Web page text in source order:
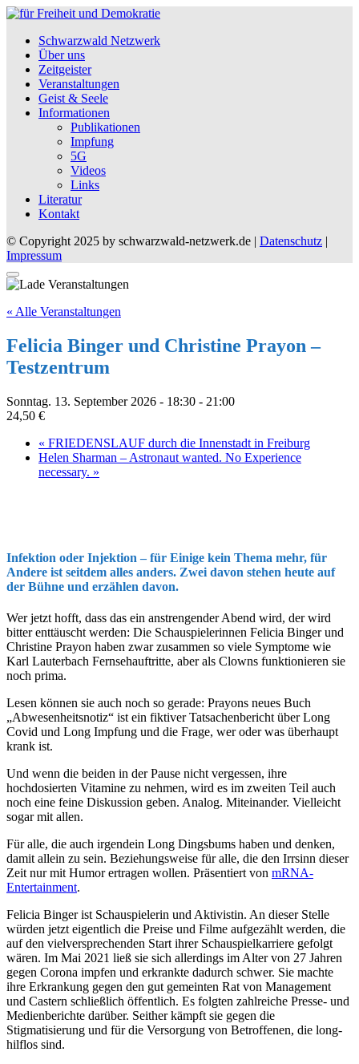
Schwarzwald Netzwerk
Über uns
Zeitgeister
Veranstaltungen
Geist & Seele
Informationen
Publikationen
Impfung
5G
Videos
Links
Literatur
Kontakt
© Copyright 2025 by schwarzwald-netzwerk.de | Datenschutz |
Impressum
« Alle Veranstaltungen
Felicia Binger und Christine Prayon –
Testzentrum
Sonntag. 13. September 2026 - 18:30 - 21:00
24,50 €
« FRIEDENSLAUF durch die Innenstadt in Freiburg
Helen Sharman – Astronaut wanted. No Experience
necessary. »
Infektion oder Injektion – für Einige kein Thema mehr, für
Andere ist seitdem alles anders. Zwei davon stehen heute auf
der Bühne und erzählen davon.
Wer jetzt hofft, dass das ein anstrengender Abend wird, der wird
bitter enttäuscht werden: Die Schauspielerinnen Felicia Binger und
Christine Prayon haben zwar zusammen so viele Symptome wie
Karl Lauterbach Fernsehauftritte, aber als Clowns funktionieren sie
noch prima.
Lesen können sie auch noch so gerade: Prayons neues Buch
„Abwesenheitsnotiz“ ist ein fiktiver Tatsachenbericht über Long
Covid und Long Impfung und die Frage, wer oder was überhaupt
krank ist.
Und wenn die beiden in der Pause nicht vergessen, ihre
hochdosierten Vitamine zu nehmen, wird es im zweiten Teil auch
noch eine feine Diskussion geben. Analog. Miteinander. Vielleicht
sogar mit allen.
Für alle, die auch irgendein Long Dingsbums haben und denken,
damit allein zu sein. Beziehungsweise für alle, die den Irrsinn dieser
Zeit nur mit Humor ertragen wollen. Präsentiert von mRNA-
Entertainment.
Felicia Binger ist Schauspielerin und Aktivistin. An dieser Stelle
würden jetzt eigentlich die Preise und Filme aufgezählt werden, die
auf den vielversprechenden Start ihrer Schauspielkarriere gefolgt
wären. Im Mai 2021 ließ sie sich allerdings im Alter von 27 Jahren
gegen Corona impfen und erkrankte dadurch schwer. Sie machte
ihre Erkrankung gegen den gut gemeinten Rat von Management
und Castern schließlich öffentlich. Es folgten zahlreiche Presse- und
Medienberichte darüber. Seither kämpft sie gegen die
Stigmatisierung und für die Versorgung von Betroffenen, die long-
hilflos sind.